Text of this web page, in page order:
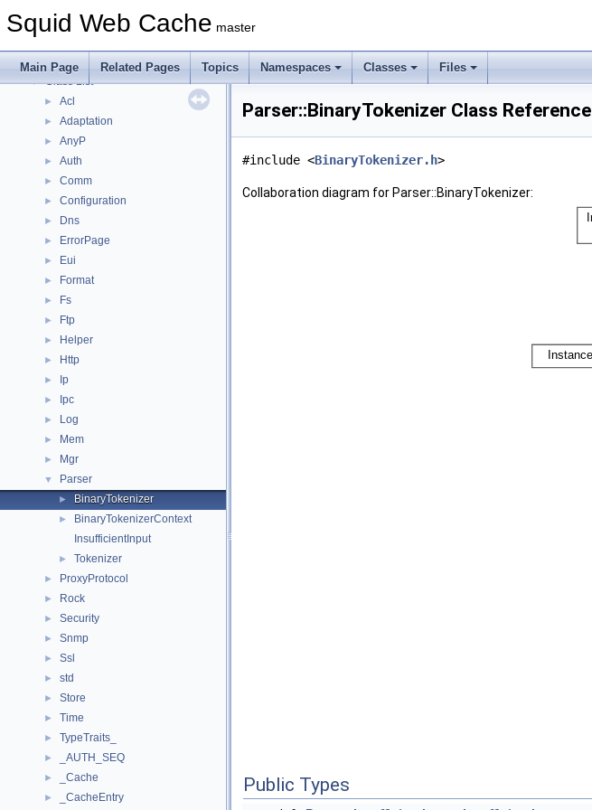
Squid Web Cache master
Main Page Related Pages Topics Namespaces Classes Files
► Topics
▼ Classes
▼ Class List
► Acl
► Adaptation
► AnyP
► Auth
► Comm
► Configuration
► Dns
► ErrorPage
► Eui
► Format
► Fs
► Ftp
► Helper
► Http
► Ip
► Ipc
► Log
► Mem
► Mgr
▼ Parser
► BinaryTokenizer
►
BinaryTokenizerContext
InsufficientInput
► Tokenizer
► ProxyProtocol
► Rock
► Security
► Snmp
► Ssl
► std
► Store
► Time
► TypeTraits_
► _AUTH_SEQ
► _Cache
► _CacheEntry
Parser::BinaryTokenizer Class Reference
#include <BinaryTokenizer.h>
Collaboration diagram for Parser::BinaryTokenizer:
Public Types